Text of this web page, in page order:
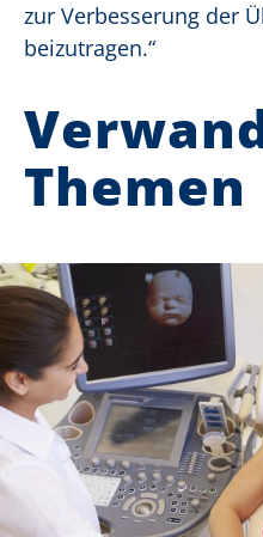
zur Verbesserung der
beizutragen.“
Themen